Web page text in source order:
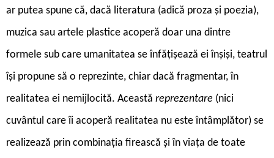
ar putea spune că, dacă literatura (adică proza și poezia),
muzica sau artele plastice acoperă doar una dintre
formele sub care umanitatea se înfățișează ei înșiși, teatrul
își propune să o reprezinte, chiar dacă fragmentar, în
realitatea ei nemijlocită. Această reprezentare (nici
cuvântul care îi acoperă realitatea nu este întâmplător) se
realizează prin combinația firească și în viața de toate